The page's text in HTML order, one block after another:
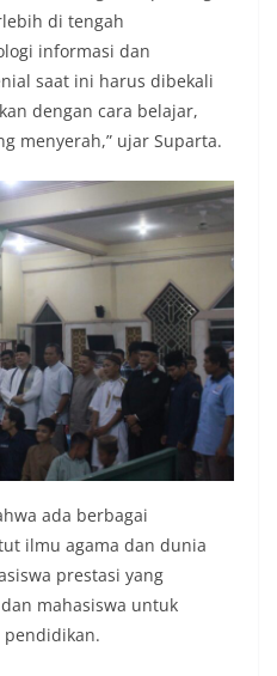
di tengah
informasi dan
saat ini harus dibekali
dengan cara belajar,
menyerah,” ujar Suparta.
ada berbagai
ilmu agama dan dunia
prestasi yang
mahasiswa untuk